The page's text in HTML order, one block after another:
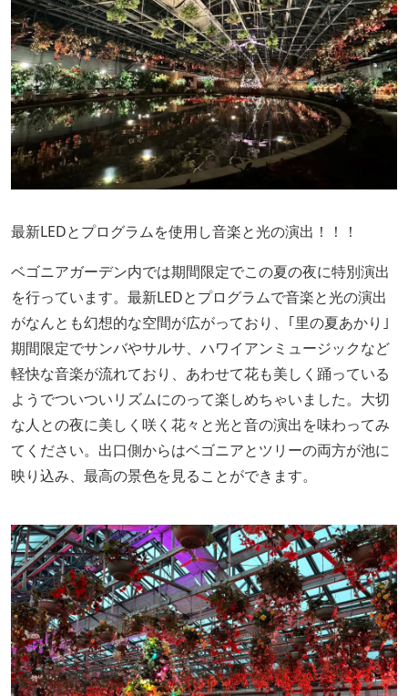
最新LEDとプログラムを使用し音楽と光の演出！！！
ベゴニアガーデン内では期間限定でこの夏の夜に特別演出
を行っています。最新LEDとプログラムで音楽と光の演出
がなんとも幻想的な空間が広がっており、｢里の夏あかり｣
期間限定でサンバやサルサ、ハワイアンミュージックなど
軽快な音楽が流れており、あわせて花も美しく踊っている
ようでついついリズムにのって楽しめちゃいました。大切
な人との夜に美しく咲く花々と光と音の演出を味わってみ
てください。出口側からはベゴニアとツリーの両方が池に
映り込み、最高の景色を見ることができます。